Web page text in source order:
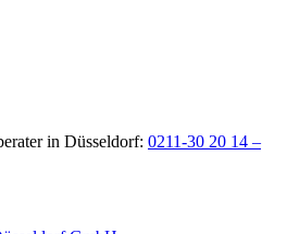
in Düsseldorf: 0211-30 20 14 –